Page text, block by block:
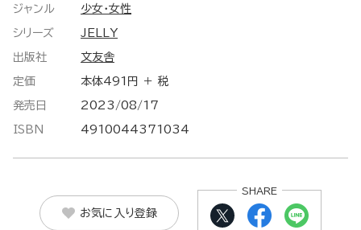
ジャンル 少女・女性
シリーズ JELLY
出版社 文友舎
定価 本体491円 ＋ 税
発売日 2023/08/17
ISBN 4910044371034
お気に入り登録
SHARE